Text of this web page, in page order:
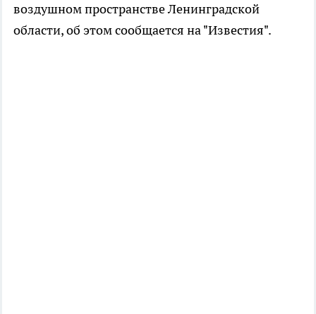
воздушном пространстве Ленинградской
области, об этом сообщается на "Известия".